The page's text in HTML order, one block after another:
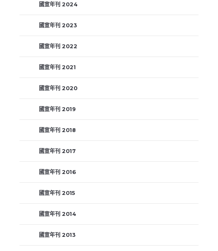
國宣年刊 2024
國宣年刊 2023
國宣年刊 2022
國宣年刊 2021
國宣年刊 2020
國宣年刊 2019
國宣年刊 2018
國宣年刊 2017
國宣年刊 2016
國宣年刊 2015
國宣年刊 2014
國宣年刊 2013